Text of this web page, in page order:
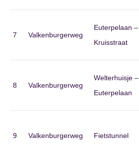
7 Valkenburgerweg
Euterpelaan –
Kruisstraat
8 Valkenburgerweg
Welterhuisje –
Euterpelaan
9 Valkenburgerweg Fietstunnel